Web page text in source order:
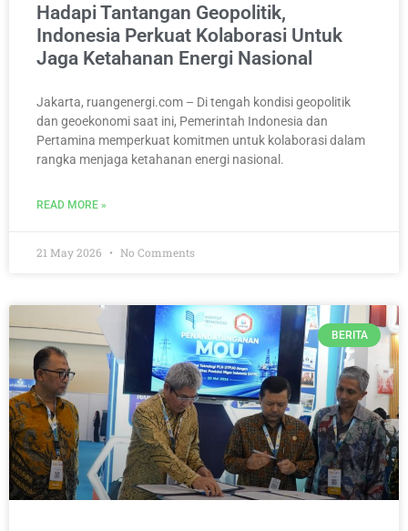
Hadapi Tantangan Geopolitik,
Indonesia Perkuat Kolaborasi Untuk
Jaga Ketahanan Energi Nasional
Jakarta, ruangenergi.com – Di tengah kondisi geopolitik
dan geoekonomi saat ini, Pemerintah Indonesia dan
Pertamina memperkuat komitmen untuk kolaborasi dalam
rangka menjaga ketahanan energi nasional.
READ MORE »
21 May 2026 No Comments
BERITA